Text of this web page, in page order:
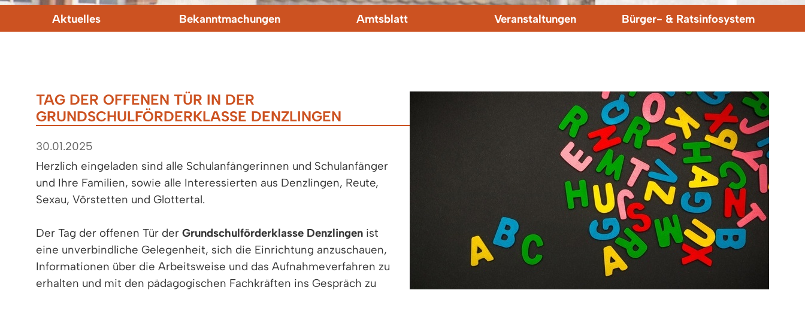
Aktuelles Bekanntmachungen Amtsblatt Veranstaltungen Bürger- & Ratsinfosystem
TAG DER OFFENEN TÜR IN DER
GRUNDSCHULFÖRDERKLASSE DENZLINGEN
30.01.2025
Herzlich eingeladen sind alle Schulanfängerinnen und Schulanfänger
und Ihre Familien, sowie alle Interessierten aus Denzlingen, Reute,
Sexau, Vörstetten und Glottertal.
Der Tag der offenen Tür der Grundschulförderklasse Denzlingen ist
eine unverbindliche Gelegenheit, sich die Einrichtung anzuschauen,
Informationen über die Arbeitsweise und das Aufnahmeverfahren zu
erhalten und mit den pädagogischen Fachkräften ins Gespräch zu